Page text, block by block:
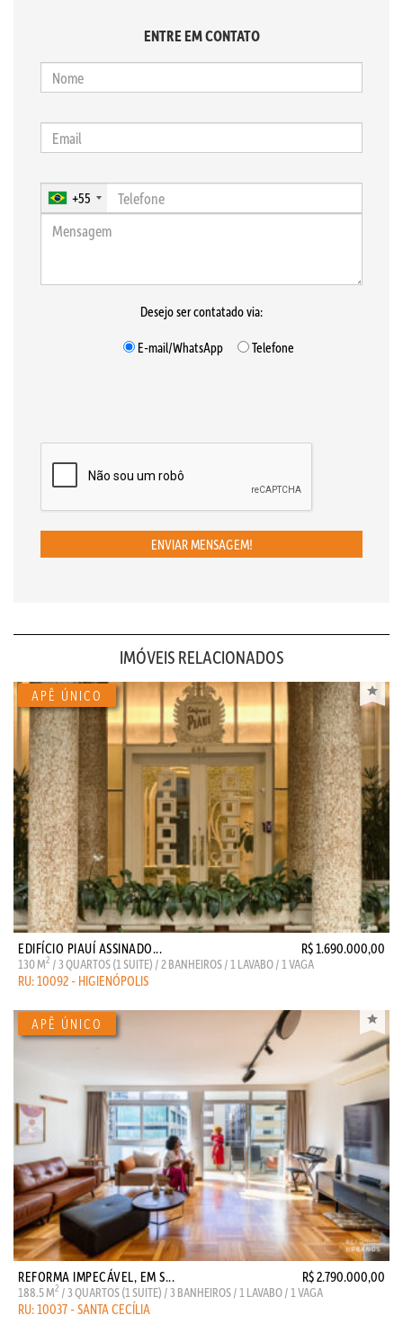
ENTRE EM CONTATO
+55
Desejo ser contatado via:
E-mail/WhatsApp
Telefone
ENVIAR MENSAGEM!
IMÓVEIS RELACIONADOS
EDIFÍCIO PIAUÍ ASSINADO... R$ 1.690.000,00
130 M2 / 3 QUARTOS (1 SUITE) / 2 BANHEIROS / 1 LAVABO / 1 VAGA
RU: 10092 - HIGIENÓPOLIS
REFORMA IMPECÁVEL, EM S... R$ 2.790.000,00
188.5 M2 / 3 QUARTOS (1 SUITE) / 3 BANHEIROS / 1 LAVABO / 1 VAGA
RU: 10037 - SANTA CECÍLIA